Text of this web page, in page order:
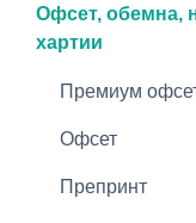
Офсет, обемна,
хартии
Премиум
Офсет
Препринт